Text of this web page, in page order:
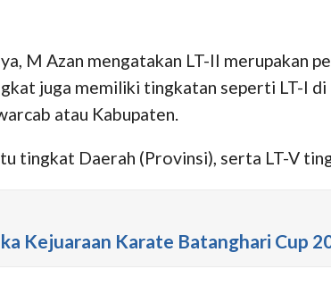
M Azan mengatakan LT-II merupakan
juga memiliki tingkatan seperti LT-I
atau Kabupaten.
tingkat Daerah (Provinsi), serta LT-V
Kejuaraan Karate Batanghari Cup